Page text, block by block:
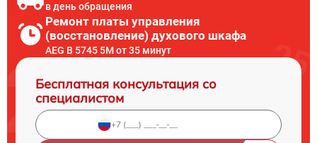
в день обращения
Ремонт платы управления
(восстановление) духового шкафа
AEG B 5745 5M от 35 минут
Бесплатная консультация со
специалистом